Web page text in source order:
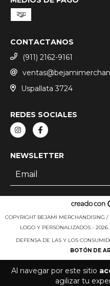
Al navegar por este sitio
agilizar tu
CONTACTANOS
(911) 2162-9161
Uspallata 3724
REDES SOCIALES
NEWSLETTER
COPYRIGHT BEJAMI MERCHANDISING /
LOGO Y PERSONALIZADOS -
DEFENSA DE LAS Y LOS
BOTÓN DE